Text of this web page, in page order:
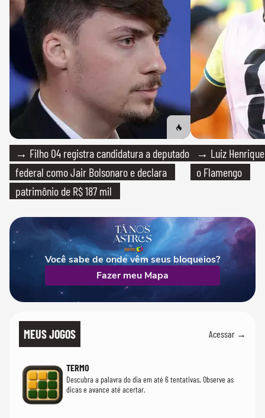
→ Filho 04 registra candidatura a deputado
federal como Jair Bolsonaro e declara
patrimônio de R$ 187 mil
→ Luiz
o Flamengo
Você sabe de onde vêm seus bloqueios?
Fazer meu Mapa
MEUS JOGOS Acessar →
TERMO
Descubra a palavra do dia em até 6 tentativas. Observe as
dicas e avance até acertar.